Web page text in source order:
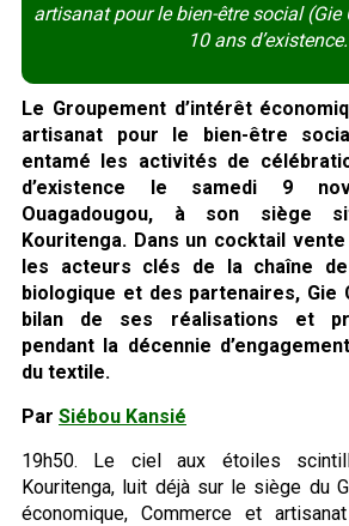
artisanat pour le bien-être social (Gie
10 ans d’existence.
Le Groupement d’intérêt
artisanat pour le bien-être
entamé les activités de
d’existence le samedi 9
Ouagadougou, à son siège
Kouritenga. Dans un cocktail
les acteurs clés de la chaîne
biologique et des partenaires, Gie
bilan de ses réalisations et
pendant la décennie
du textile.
Par Siébou Kansié
19h50. Le ciel aux étoiles
Kouritenga, luit déjà sur le siège du
économique, Commerce et